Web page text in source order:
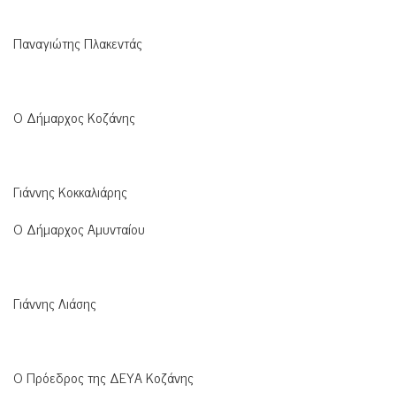
Παναγιώτης Πλακεντάς
Ο Δήμαρχος Κοζάνης
Γιάννης Κοκκαλιάρης
Ο Δήμαρχος Αμυνταίου
Γιάννης Λιάσης
Ο Πρόεδρος της ΔΕΥΑ Κοζάνης